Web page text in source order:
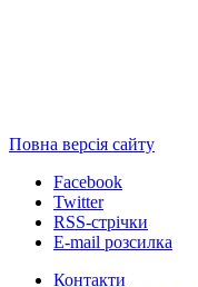
Повна версія сайту
Facebook
Twitter
RSS-стрічки
E-mail розсилка
Контакти